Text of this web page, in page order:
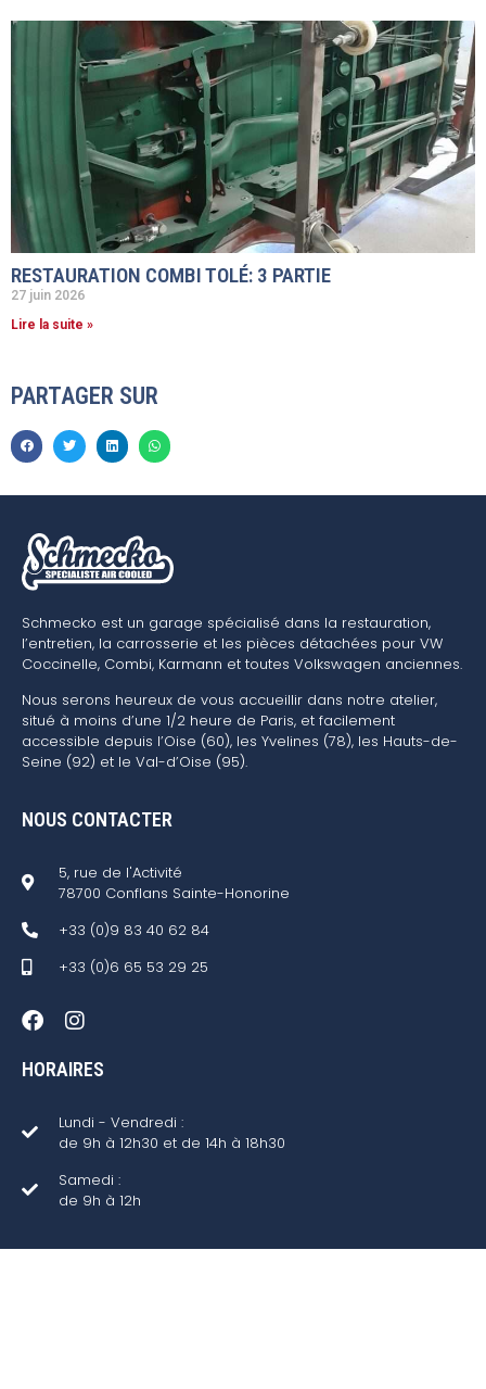
RESTAURATION COMBI TOLÉ: 3 PARTIE
27 juin 2026
Lire la suite »
PARTAGER SUR
Schmecko est un garage spécialisé dans la restauration,
l’entretien, la carrosserie et les pièces détachées pour VW
Coccinelle, Combi, Karmann et toutes Volkswagen anciennes.
Nous serons heureux de vous accueillir dans notre atelier,
situé à moins d’une 1/2 heure de Paris, et facilement
accessible depuis l’Oise (60), les Yvelines (78), les Hauts-de-
Seine (92) et le Val-d’Oise (95).
NOUS CONTACTER
5, rue de l'Activité
78700 Conflans Sainte-Honorine
+33 (0)9 83 40 62 84
+33 (0)6 65 53 29 25
HORAIRES
Lundi - Vendredi :
de 9h à 12h30 et de 14h à 18h30
Samedi :
de 9h à 12h